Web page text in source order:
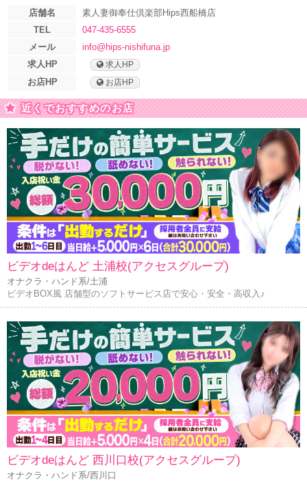
店舗名
素人妻御奉仕倶楽部Hips西船橋店
TEL
047-435-6555
メール
info@hips-nishifuna.jp
求人HP
求人HP
お店HP お店HP
近くでおすすめのお店
ビデオdeはんど 土浦校(アクセスグループ)
オナクラ・ハンド系/土浦
ビデオBOX風 店舗型のソフトサービス店で安心・安全・高収入♪
ビデオdeはんど 西川口校(アクセスグループ)
オナクラ・ハンド系/西川口